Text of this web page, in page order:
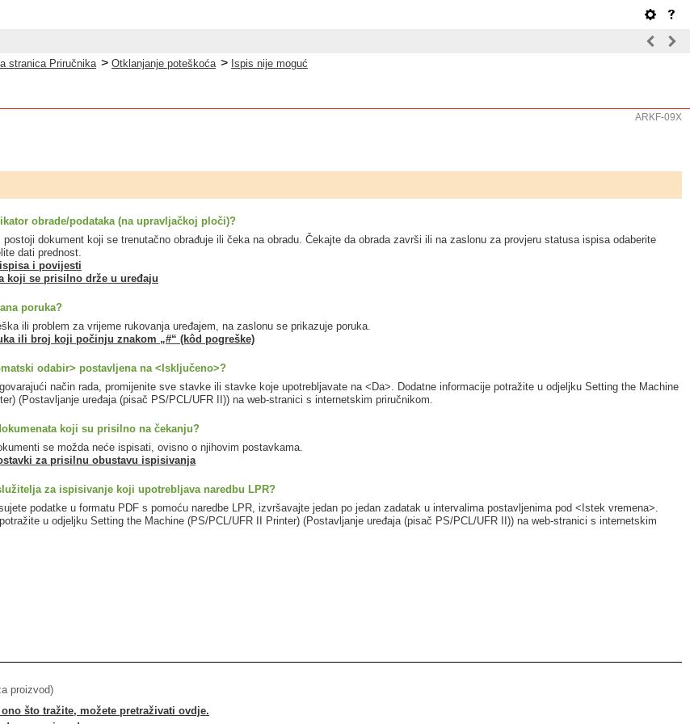
stranica Priručnika > Otklanjanje poteškoća > Ispis nije moguć
ARKF-09X
obrade/podataka (na upravljačkoj ploči)?
dokument koji se trenutačno obrađuje ili čeka na obradu. Čekajte da obrada završi ili na zaslonu za provjeru statusa ispisa odaberite
dati prednost.
i povijesti
koji se prisilno drže u uređaju
poruka?
ili problem za vrijeme rukovanja uređajem, na zaslonu se prikazuje poruka.
ili broj koji počinju znakom „#“ (kôd pogreške)
odabir> postavljena na <Isključeno>?
način rada, promijenite sve stavke ili stavke koje upotrebljavate na <Da>. Dodatne informacije potražite u odjeljku Setting the Machine
(Postavljanje uređaja (pisač PS/PCL/UFR II)) na web-stranici s internetskim priručnikom.
koji su prisilno na čekanju?
se možda neće ispisati, ovisno o njihovim postavkama.
za prisilnu obustavu ispisivanja
za ispisivanje koji upotrebljava naredbu LPR?
podatke u formatu PDF s pomoću naredbe LPR, izvršavajte jedan po jedan zadatak u intervalima postavljenima pod <Istek vremena>.
u odjeljku Setting the Machine (PS/PCL/UFR II Printer) (Postavljanje uređaja (pisač PS/PCL/UFR II)) na web-stranici s internetskim
proizvod)
što tražite, možete pretraživati ovdje.